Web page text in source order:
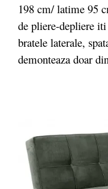
198 cm/ latime 95
de pliere-depliere
bratele laterale,
demonteaza doar